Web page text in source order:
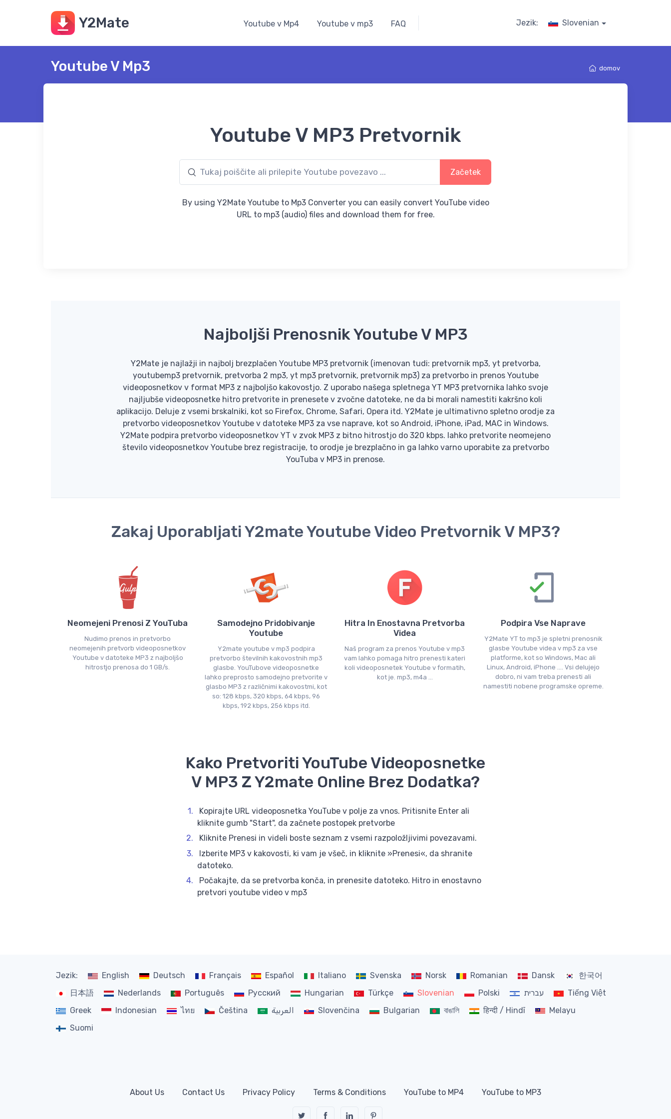
Y2Mate Jezik: Slovenian
Youtube v Mp4 Youtube v mp3 FAQ
domov
Youtube V Mp3
Youtube V MP3 Pretvornik
Začetek
By using Y2Mate Youtube to Mp3 Converter you can easily convert YouTube video
URL to mp3 (audio) files and download them for free.
Najboljši Prenosnik Youtube V MP3
Y2Mate je najlažji in najbolj brezplačen Youtube MP3 pretvornik (imenovan tudi: pretvornik mp3, yt pretvorba,
youtubemp3 pretvornik, pretvorba 2 mp3, yt mp3 pretvornik, pretvornik mp3) za pretvorbo in prenos Youtube
videoposnetkov v format MP3 z najboljšo kakovostjo. Z uporabo našega spletnega YT MP3 pretvornika lahko svoje
najljubše videoposnetke hitro pretvorite in prenesete v zvočne datoteke, ne da bi morali namestiti kakršno koli
aplikacijo. Deluje z vsemi brskalniki, kot so Firefox, Chrome, Safari, Opera itd. Y2Mate je ultimativno spletno orodje za
pretvorbo videoposnetkov Youtube v datoteke MP3 za vse naprave, kot so Android, iPhone, iPad, MAC in Windows.
Y2Mate podpira pretvorbo videoposnetkov YT v zvok MP3 z bitno hitrostjo do 320 kbps. lahko pretvorite neomejeno
število videoposnetkov Youtube brez registracije, to orodje je brezplačno in ga lahko varno uporabite za pretvorbo
YouTuba v MP3 in prenose.
Zakaj Uporabljati Y2mate Youtube Video Pretvornik V MP3?
Neomejeni Prenosi Z YouTuba
Nudimo prenos in pretvorbo
neomejenih pretvorb videoposnetkov
Youtube v datoteke MP3 z najboljšo
hitrostjo prenosa do 1 GB/s.
Samodejno Pridobivanje
Youtube
Y2mate youtube v mp3 podpira
pretvorbo številnih kakovostnih mp3
glasbe. YouTubove videoposnetke
lahko preprosto samodejno pretvorite v
glasbo MP3 z različnimi kakovostmi, kot
so: 128 kbps, 320 kbps, 64 kbps, 96
kbps, 192 kbps, 256 kbps itd.
Hitra In Enostavna Pretvorba
Videa
Naš program za prenos Youtube v mp3
vam lahko pomaga hitro prenesti kateri
koli videoposnetek Youtube v formatih,
kot je. mp3, m4a ...
Podpira Vse Naprave
Y2Mate YT to mp3 je spletni prenosnik
glasbe Youtube videa v mp3 za vse
platforme, kot so Windows, Mac ali
Linux, Android, iPhone .... Vsi delujejo
dobro, ni vam treba prenesti ali
namestiti nobene programske opreme.
Kako Pretvoriti YouTube Videoposnetke
V MP3 Z Y2mate Online Brez Dodatka?
Kopirajte URL videoposnetka YouTube v polje za vnos. Pritisnite Enter ali
kliknite gumb "Start", da začnete postopek pretvorbe
Kliknite Prenesi in videli boste seznam z vsemi razpoložljivimi povezavami.
Izberite MP3 v kakovosti, ki vam je všeč, in kliknite »Prenesi«, da shranite
datoteko.
Počakajte, da se pretvorba konča, in prenesite datoteko. Hitro in enostavno
pretvori youtube video v mp3
Jezik: English Deutsch Français Español Italiano Svenska Norsk Romanian Dansk
한국어
日本語
Nederlands Português Русский Hungarian Türkçe Slovenian Polski עברית
Tiếng Việt
Greek
Indonesian ไทย Čeština العربية Slovenčina Bulgarian বাঙালি हिन्दी / Hindī
Melayu
Suomi
About Us Contact Us Privacy Policy Terms & Conditions YouTube to MP4 YouTube to MP3